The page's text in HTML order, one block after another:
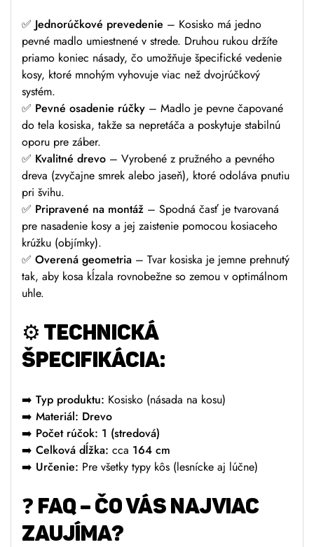
✅ Jednorúčkové prevedenie – Kosisko má jedno
pevné madlo umiestnené v strede. Druhou rukou držíte
priamo koniec násady, čo umožňuje špecifické vedenie
kosy, ktoré mnohým vyhovuje viac než dvojrúčkový
systém.
✅ Pevné osadenie rúčky – Madlo je pevne čapované
do tela kosiska, takže sa nepretáča a poskytuje stabilnú
oporu pre záber.
✅ Kvalitné drevo – Vyrobené z pružného a pevného
dreva (zvyčajne smrek alebo jaseň), ktoré odoláva pnutiu
pri švihu.
✅ Pripravené na montáž – Spodná časť je tvarovaná
pre nasadenie kosy a jej zaistenie pomocou kosiaceho
krúžku (objímky).
✅ Overená geometria – Tvar kosiska je jemne prehnutý
tak, aby kosa kĺzala rovnobežne so zemou v optimálnom
uhle.
⚙️ TECHNICKÁ
ŠPECIFIKÁCIA:
➡️ Typ produktu: Kosisko (násada na kosu)
➡️ Materiál: Drevo
➡️ Počet rúčok: 1 (stredová)
➡️ Celková dĺžka: cca 164 cm
➡️ Určenie: Pre všetky typy kôs (lesnícke aj lúčne)
❓ FAQ – ČO VÁS NAJVIAC
ZAUJÍMA?